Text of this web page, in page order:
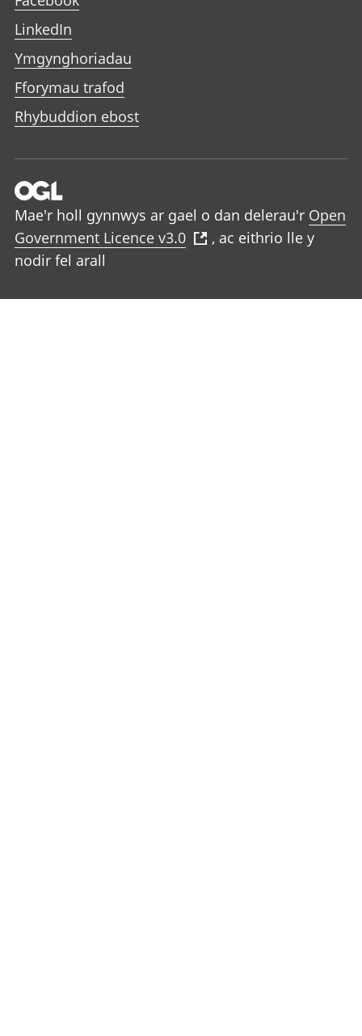
LinkedIn
Ymgynghoriadau
Fforymau trafod
Rhybuddion ebost
Mae'r holl gynnwys ar gael o dan delerau'r Open
Government Licence v3.0
, ac eithrio lle y
nodir fel arall